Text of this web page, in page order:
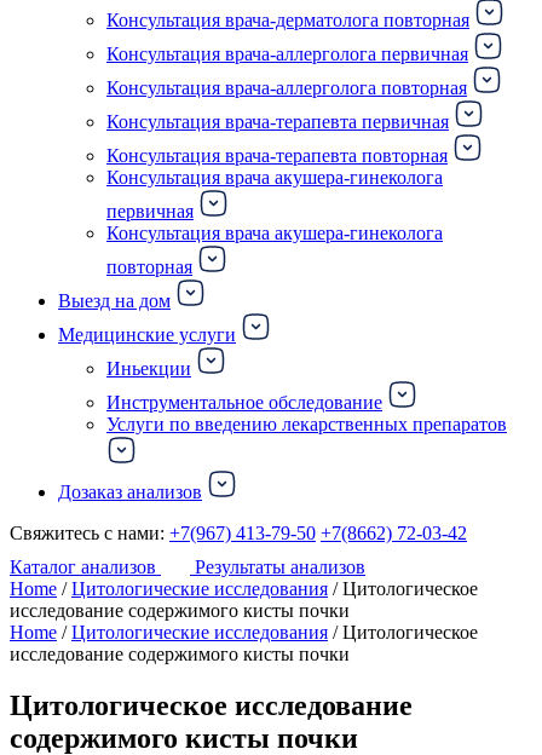
Консультация врача-дерматолога повторная
Консультация врача-аллерголога первичная
Консультация врача-аллерголога повторная
Консультация врача-терапевта первичная
Консультация врача-терапевта повторная
Консультация врача акушера-гинеколога
первичная
Консультация врача акушера-гинеколога
повторная
Выезд на дом
Медицинские услуги
Иньекции
Инструментальное обследование
Услуги по введению лекарственных препаратов
Дозаказ анализов
Свяжитесь с нами: +7(967) 413-79-50 +7(8662) 72-03-42
Каталог анализов
Результаты анализов
Home /Цитологические исследования / Цитологическое
исследование содержимого кисты почки
Home /Цитологические исследования / Цитологическое
исследование содержимого кисты почки
Цитологическое исследование
содержимого кисты почки